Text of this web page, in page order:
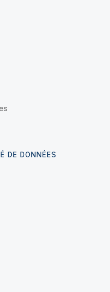
DE DONNÉES